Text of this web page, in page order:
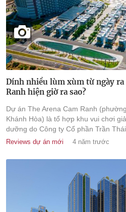
Dính nhiều lùm xùm từ ngày ra
Ranh hiện giờ ra sao?
Dự án The Arena Cam Ranh
Khánh Hòa) là tổ hợp khu vui chơi
dưỡng do Công ty Cổ phần Trần
khởi công xây dựng từ năm 2017.
Reviews dự án mới 4 năm trước